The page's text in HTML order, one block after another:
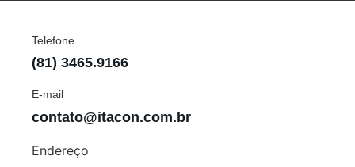
Telefone
(81) 3465.9166
E-mail
contato@itacon.com.br
Endereço